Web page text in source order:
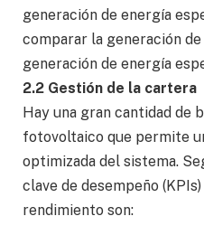
generación de energía
comparar la generación
generación de energía
2.2 Gestión de la cartera
Hay una gran cantidad de
fotovoltaico que permite
optimizada del sistema.
clave de desempeño
rendimiento son: